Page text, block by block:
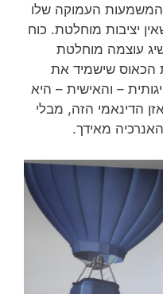
העמוקה שלו
יציבות מוחלטת. כוח
עוצמה מוחלטת
הכאוס שישמיד את
– והאישית – היא
הדינאמי הזה, מבלי
מאידך.